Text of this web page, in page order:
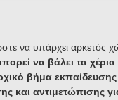
να υπάρχει αρκετός
να βάλει τα χέρια
βήμα εκπαίδευσης
και αντιμετώπισης